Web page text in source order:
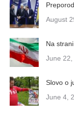
August
Na
June 22,
Slovo o
June 4,